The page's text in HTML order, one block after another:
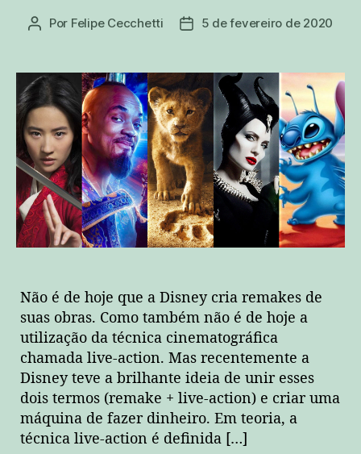
Autor
Por Felipe Cecchetti
Data5 de fevereiro de 2020
Não é de hoje que a Disney cria remakes de
suas obras. Como também não é de hoje a
utilização da técnica cinematográfica
chamada live-action. Mas recentemente a
Disney teve a brilhante ideia de unir esses
dois termos (remake + live-action) e criar uma
máquina de fazer dinheiro. Em teoria, a
técnica live-action é definida […]